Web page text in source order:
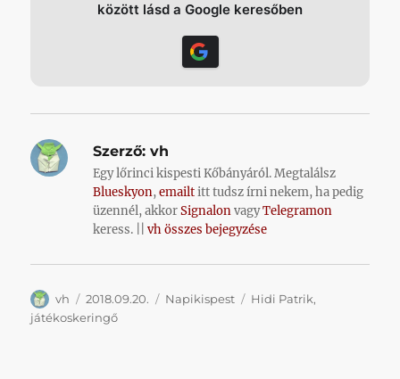
között lásd a Google keresőben
Szerző: vh
Egy lőrinci kispesti Kőbányáról. Megtalálsz
Blueskyon,emailtitt tudsz írni nekem, ha pedig
üzennél, akkorSignalonvagyTelegramon
keress. ||vh összes bejegyzése
Szerző
vh Közzétéve
2018.09.20. Kategória
Napikispest Címke
Hidi Patrik,
játékoskeringő